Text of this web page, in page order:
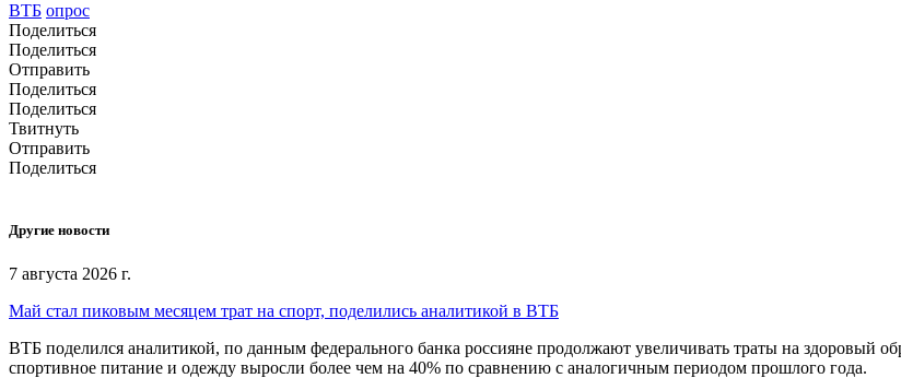
ВТБ опрос
Поделиться
Поделиться
Отправить
Поделиться
Поделиться
Твитнуть
Отправить
Поделиться
Другие новости
7 августа 2026 г.
Май стал пиковым месяцем трат на спорт, поделились аналитикой в ВТБ
ВТБ поделился аналитикой, по данным федерального банка россияне продолжают увеличивать траты на здоровый
спортивное питание и одежду выросли более чем на 40% по сравнению с аналогичным периодом прошлого года.